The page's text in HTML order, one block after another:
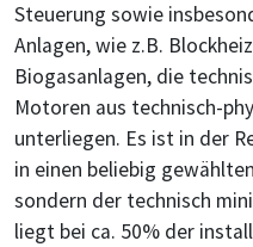
Steuerung sowie
Anlagen, wie z.B.
Biogasanlagen, die
Motoren aus technisch-
unterliegen. Es ist in der
in einen beliebig
sondern der technisch
liegt bei ca. 50% der